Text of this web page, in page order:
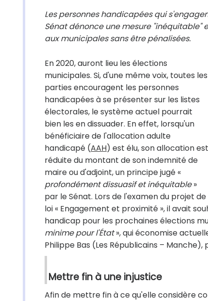
Les personnes handicapées qui
Sénat dénonce une mesure "inéquitable"
aux municipales sans être pénalisées.
En 2020, auront lieu les élections
municipales. Si, d'une même voix, toutes les
parties encouragent les personnes
handicapées à se présenter sur les listes
électorales, le système actuel pourrait
bien les en dissuader. En effet, lorsqu'un
bénéficiaire de l'allocation adulte
handicapé (AAH) est élu, son allocation est
réduite du montant de son indemnité de
maire ou d'adjoint, un principe jugé «
profondément dissuasif et inéquitable»
par le Sénat. Lors de l'examen du projet de
loi « Engagement et proximité », il avait
handicap pour les prochaines élections
minime pour l'État», qui économise
Philippe Bas (Les Républicains –
Mettre fin à une injustice
Afin de mettre fin à ce qu'elle considère